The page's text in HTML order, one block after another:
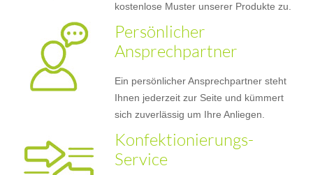
kostenlose Muster unserer Produkte zu.
Persönlicher
Ansprechpartner
Ein persönlicher Ansprechpartner steht
Ihnen jederzeit zur Seite und kümmert
sich zuverlässig um Ihre Anliegen.
Konfektionierungs-
Service